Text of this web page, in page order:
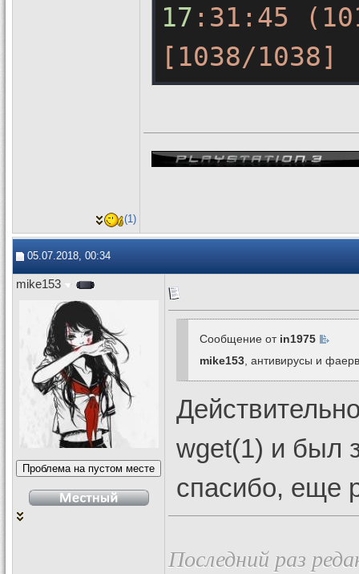
17 :31:45
[1038/1038]
(1)
05.07.2018, 00:34
mike153
Сообщение от in1975
mike153 , антивирусы и
wget(1) и был
спасибо, еще
Последний раз